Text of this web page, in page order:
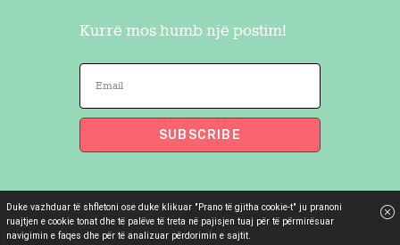
Kurrë mos humb një postim!
Flakron Saidi © 2026. All Rights
Reserved.
Duke vazhduar të shfletoni ose duke klikuar "Prano të gjitha cookie-t" ju pranoni
ruajtjen e cookie tonat dhe të palëve të treta në pajisjen tuaj për të përmirësuar
navigimin e faqes dhe për të analizuar përdorimin e sajtit.